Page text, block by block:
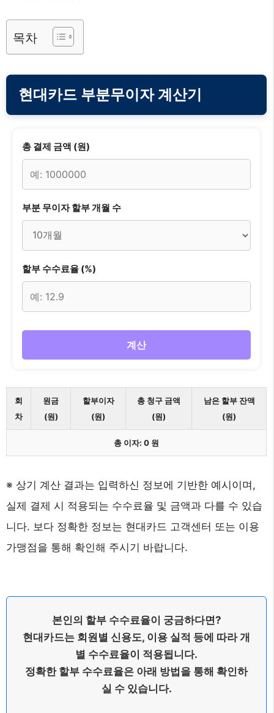
목차
현대카드 부분무이자 계산기
총 결제 금액 (원)
부분 무이자 할부 개월 수
할부 수수료율 (%)
계산
회
차
원금
(원)
할부이자
(원)
총 청구 금액
(원)
남은 할부 잔액
(원)
총 이자: 0 원
※ 상기 계산 결과는 입력하신 정보에 기반한 예시이며,
실제 결제 시 적용되는 수수료율 및 금액과 다를 수 있습
니다. 보다 정확한 정보는 현대카드 고객센터 또는 이용
가맹점을 통해 확인해 주시기 바랍니다.
본인의 할부 수수료율이 궁금하다면?
현대카드는 회원별 신용도, 이용 실적 등에 따라 개
별 수수료율이 적용됩니다.
정확한 할부 수수료율은 아래 방법을 통해 확인하
실 수 있습니다.